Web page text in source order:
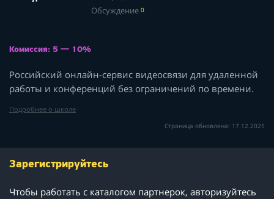
Обсуждение0
Комиссия: 5 — 10%
Российский онлайн-сервис видеосвязи для удаленной
работы и конференций без ограничений по времени.
Подробнее о школе
Страница обновлена: 17.12.2025
Зарегистрируйтесь
Чтобы работать с каталогом партнерок, авторизуйтесь